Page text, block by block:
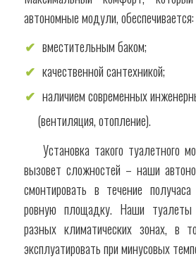
автономные модули, обеспечивается:
вместительным баком;
качественной сантехникой;
наличием современных
(вентиляция, отопление).
Установка такого туалетного
вызовет сложностей – наши
смонтировать в течение
ровную площадку. Наши
разных климатических зонах, в
эксплуатировать при минусовых